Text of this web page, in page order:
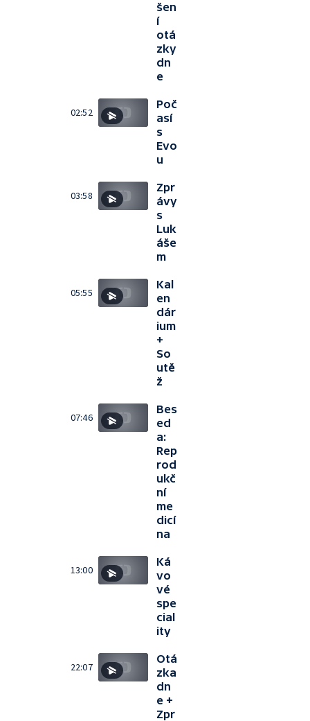
šen
í
otá
zky
dn
e
02:52
Poč
así
s
Evo
u
03:58
Zpr
ávy
s
Luk
áše
m
05:55
Kal
en
dár
ium
+
So
utě
ž
07:46
Bes
ed
a:
Rep
rod
ukč
ní
me
dicí
na
13:00
Ká
vo
vé
spe
cial
ity
22:07
Otá
zka
dn
e +
Zpr